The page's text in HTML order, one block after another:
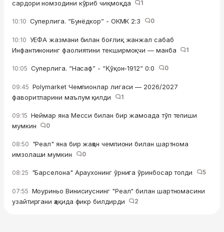
сардори номзодини кўриб чиқмоқда
1
10:10 Суперлига. “Бунёдкор” - ОКМК 2:3 0
10:10 УЕФА жазмани билан боғлиқ жанжал сабаб
Инфантинонинг фаолиятини текширмоқчи — манба
1
10:05 Суперлига. “Насаф” - “Қўқон-1912“ 0:0 0
09:45 Polymarket Чемпионлар лигаси — 2026/2027
фаворитларини маълум қилди
1
09:15 Неймар яна Месси билан бир жамоада тўп тепиши
мумкин
0
08:50 "Реал" яна бир жаҳон чемпиони билан шартнома
имзолаши мумкин
0
08:25 "Барселона" Араухонинг ўрнига ўринбосар топди 5
07:55 Моуриньо Винисиуснинг "Реал" билан шартномасини
узайтиргани ҳақида фикр билдирди
2